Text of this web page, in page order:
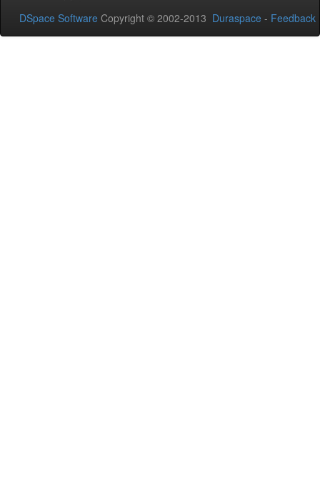
DSpace Software Copyright © 2002-2013 Duraspace - Feedback